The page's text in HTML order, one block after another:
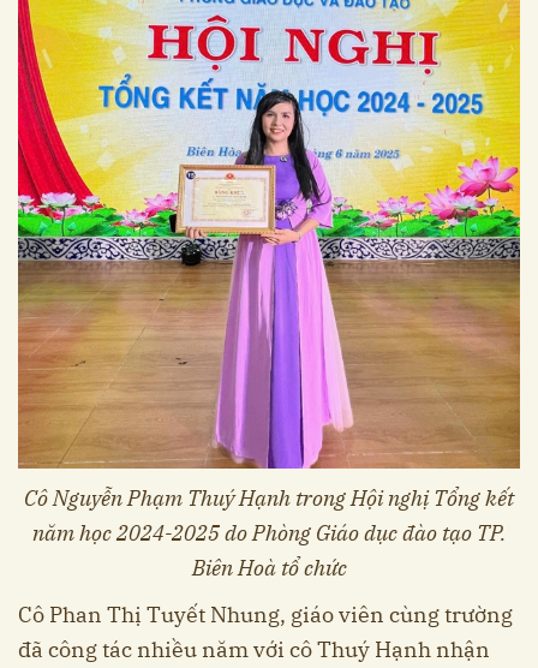
Cô Nguyễn Phạm Thuý Hạnh trong Hội nghị Tổng kết
năm học 2024-2025 do Phòng Giáo dục đào tạo TP.
Biên Hoà tổ chức
Cô Phan Thị Tuyết Nhung, giáo viên cùng trường
đã công tác nhiều năm với cô Thuý Hạnh nhận